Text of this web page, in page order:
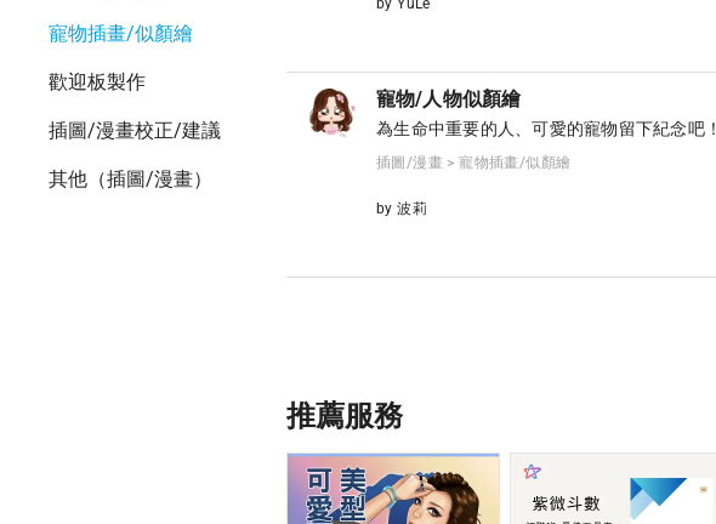
寵物插畫/似顏繪
歡迎板製作
插圖/漫畫校正/建議
其他（插圖/漫畫）
by YuLe
寵物/人物似顏繪
為生命中重要的人、可愛的寵物留下紀念吧！
插圖/漫畫 > 寵物插畫/似顏繪
by 波莉
推薦服務